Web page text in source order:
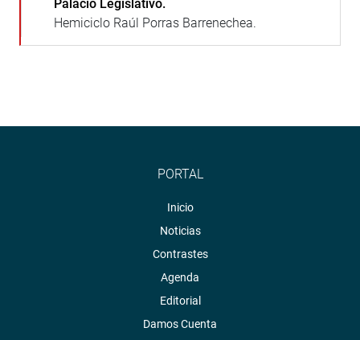
Palacio Legislativo.
Hemiciclo Raúl Porras Barrenechea.
PORTAL
Inicio
Noticias
Contrastes
Agenda
Editorial
Damos Cuenta